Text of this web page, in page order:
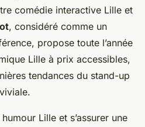
comédie interactive Lille et
, considéré comme un
propose toute l’année
Lille à prix accessibles,
tendances du stand-up
Lille et s’assurer une